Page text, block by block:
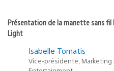
Présentation de la manette sans fil
Light
Isabelle Tomatis
Vice-présidente,